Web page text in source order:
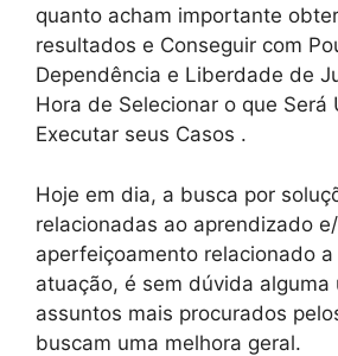
quanto acham importante
resultados e Conseguir com
Dependência e Liberdade de
Hora de Selecionar o que Será
Executar seus Casos .
Hoje em dia, a busca por
relacionadas ao aprendizado
aperfeiçoamento relacionado
atuação, é sem dúvida alguma
assuntos mais procurados
buscam uma melhora geral.